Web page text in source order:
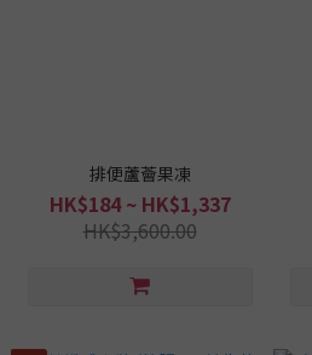
排便蘆薈果凍
HK$184 ~ HK$1,337
HK$3,600.00